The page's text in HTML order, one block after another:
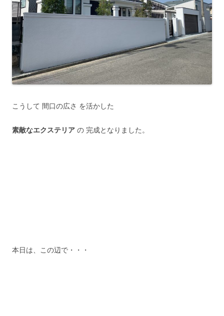
こうして 間口の広さ を活かした
素敵なエクステリア の 完成となりました。
本日は、この辺で・・・